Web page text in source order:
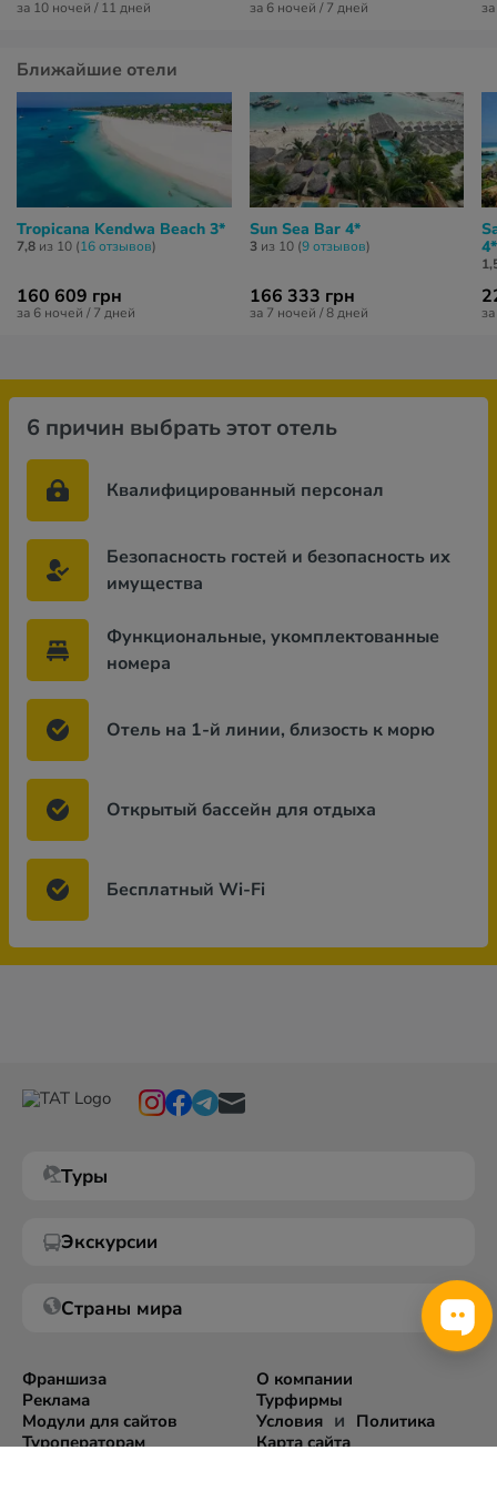
за 10 ночей / 11 дней за 6 ночей / 7 дней
Ближайшие отели
Tropicana Kendwa Beach 3*
7,8 из 10 (16 отзывов)
160 609 грн
за 6 ночей / 7 дней
Sun Sea Bar 4*
3из 10 (9 отзывов)
166 333 грн
за 7 ночей / 8 дней
4*
6 причин выбрать этот отель
Квалифицированный персонал
Безопасность гостей и безопасность их
имущества
Функциональные, укомплектованные
номера
Отель на 1-й линии, близость к морю
Открытый бассейн для отдыха
Бесплатный Wi-Fi
Туры
Экскурсии
Страны мира
Франшиза
Реклама
Модули для сайтов
Туроператорам
О компании
Турфирмы
Условияи Политика
Карта сайта